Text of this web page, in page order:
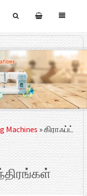
Machines»கிராஃப்ட்